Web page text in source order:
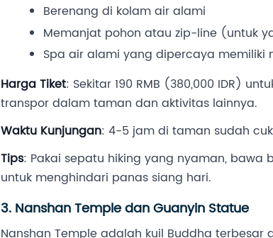
Berenang di kolam air alami
Memanjat pohon atau zip-line (untuk
Spa air alami yang dipercaya memiliki
Harga Tiket: Sekitar 190 RMB (380,000 IDR)
transpor dalam taman dan aktivitas lainnya.
Waktu Kunjungan: 4-5 jam di taman sudah
Tips: Pakai sepatu hiking yang nyaman, bawa
untuk menghindari panas siang hari.
3. Nanshan Temple dan Guanyin Statue
Nanshan Temple adalah kuil Buddha